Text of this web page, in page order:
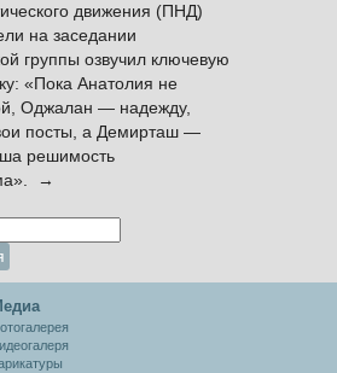
движения (ПНД)
на заседании
группы озвучил ключевую
«Пока Анатолия не
Оджалан — надежду,
посты, а Демирташ —
решимость
→